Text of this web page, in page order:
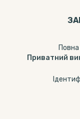
Повна
Приватний